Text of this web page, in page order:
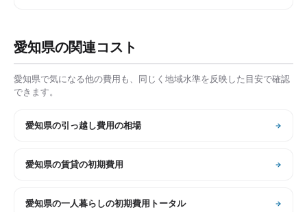
愛知県の関連コスト
愛知県で気になる他の費用も、同じく地域水準を反映した目安で確認
できます。
愛知県の引っ越し費用の相場
愛知県の賃貸の初期費用
愛知県の一人暮らしの初期費用トータル